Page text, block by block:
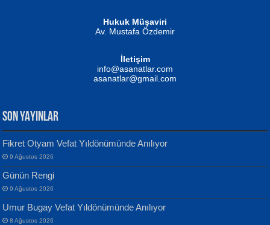
MUSTAFA KELOĞLU
Yarına İz Bırakmak...
Yılmaz Ekinci
Geceye Söylenen...
Hukuk Müşaviri
Av. Mustafa Özdemir
İletişim
info@asanatlar.com
asanatlar@gmail.com
SON YAYINLAR
Fikret Otyam Vefat Yıldönümünde Anılıyor
9 Ağustos 2026
Günün Rengi
9 Ağustos 2026
Umur Bugay Vefat Yıldönümünde Anılıyor
8 Ağustos 2026